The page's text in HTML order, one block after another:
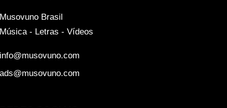
Musovuno Brasil
Música - Letras - Vídeos
info@musovuno.com
ads@musovuno.com